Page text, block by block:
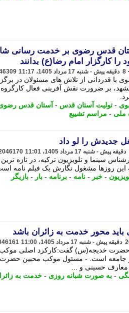
قدس رضوی بر خدمت رسانی
کارگزار امام رضا(ع) بدانند
8 دقیقه پیش - شنبه 17 مرداد 1405، 11:17
با قدردانی از تلاش های مسئولان در
بر ضرورت نقش آفرینی فعال کارگروه
- تولیت آستان قدس - آستان قدس
ملی - مراسم تشییع
جدیدش را لو داد
سینما و تلویزیون ترکیه، در تازه
این روزها مشغول نگارش یک فیلم نامه
- خبر - نامه - برنامه - بار - بازیگر
باید محور خدمت به زائران باشد
1405، 11:00
خدیجه(س) گفت:کارکرد اصلی موکب
جامعه است. - مسئول موکب محبین
حسینی و ...
- به صورت شبانه روزی - خدمت به